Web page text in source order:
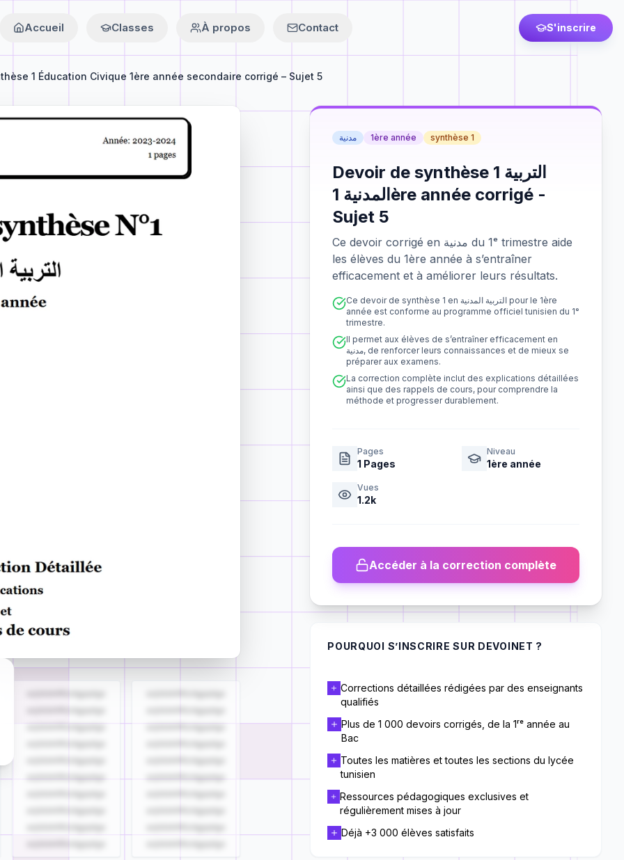
Accueil Classes À propos Contact S'inscrire
1 Éducation Civique 1ère année secondaire corrigé – Sujet 5
azjldzklllllzdgjqdgs
azjldzklllllzdgjqdgs
مدنية 1ère année synthèse 1
Devoir de synthèse 1 التربية
المدنية 1ère année corrigé -
Sujet 5
Ce devoir corrigé en مدنية du 1ᵉ trimestre aide
les élèves du 1ère année à s’entraîner
efficacement et à améliorer leurs résultats.
Ce devoir de synthèse 1 en التربية المدنية pour le 1ère
année est conforme au programme officiel tunisien du 1ᵉ
trimestre.
Il permet aux élèves de s’entraîner efficacement en
مدنية, de renforcer leurs connaissances et de mieux se
préparer aux examens.
La correction complète inclut des explications détaillées
ainsi que des rappels de cours, pour comprendre la
méthode et progresser durablement.
Pages
1 Pages
Niveau
1ère année
Vues
1.2k
Accéder à la correction complète
POURQUOI S’INSCRIRE SUR DEVOINET ?
Corrections détaillées rédigées par des enseignants
qualifiés
Plus de 1 000 devoirs corrigés, de la 1ʳᵉ année au
Bac
Toutes les matières et toutes les sections du lycée
tunisien
Ressources pédagogiques exclusives et
régulièrement mises à jour
Déjà +3 000 élèves satisfaits